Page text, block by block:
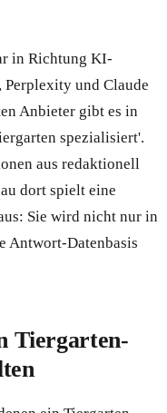
in Richtung KI-
Perplexity und Claude
Anbieter gibt es in
spezialisiert'.
aus redaktionell
dort spielt eine
Sie wird nicht nur in
Antwort-Datenbasis
Tiergarten-